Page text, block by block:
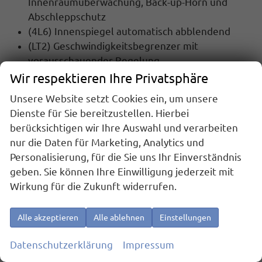
Abschleppschutz
(4L6) Innenspiegel automatisch abblendend
(LT2) Geschwindigkeitsbegrenzer mit
vorausschauender Regelung
(UH2) Elektronische Parkbremse inkl. Auto-
(6C4) Kopf- und Seitenairbags vorn und hinten,
Center-Airbag
(8J5) Notbremsassistent ""Front Assist"" mit
Fußgänger- und Radfahrererkennung
(NZ4) Notruf Service
(7L6) Start-Stopp Automatik
(8N6) Regensensor
(8A5) Parkassistent ""Park Assist Pro"", inkl.
Einparkhilfe
INNENAUSSTATTUNG UND KOMFORT:
Wir respektieren Ihre Privatsphäre
Unsere Website setzt Cookies ein, um unsere
Dienste für Sie bereitzustellen. Hierbei
berücksichtigen wir Ihre Auswahl und verarbeiten
nur die Daten für Marketing, Analytics und
Personalisierung, für die Sie uns Ihr Einverständnis
geben. Sie können Ihre Einwilligung jederzeit mit
Wirkung für die Zukunft widerrufen.
Alle akzeptieren Alle ablehnen Einstellungen
Datenschutzerklärung Impressum